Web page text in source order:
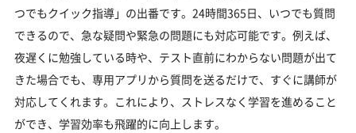
つでもクイック指導」の出番です。24時間365日、いつでも質問
できるので、急な疑問や緊急の問題にも対応可能です。例えば、
夜遅くに勉強している時や、テスト直前にわからない問題が出て
きた場合でも、専用アプリから質問を送るだけで、すぐに講師が
対応してくれます。これにより、ストレスなく学習を進めること
ができ、学習効率も飛躍的に向上します。